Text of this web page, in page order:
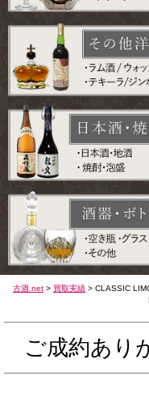
古酒.net > 買取実績 > CLASSIC
ご成約あり